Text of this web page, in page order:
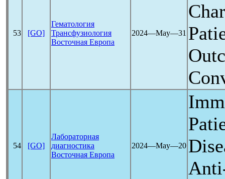
53 [GO]
Гематология
Трансфузиология
Восточная Европа
2024―May―31
54 [GO]
Лабораторная
диагностика
Восточная Европа
2024―May―20